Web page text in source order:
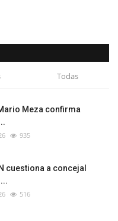
Todas
Meza confirma
935
cuestiona a concejal
516